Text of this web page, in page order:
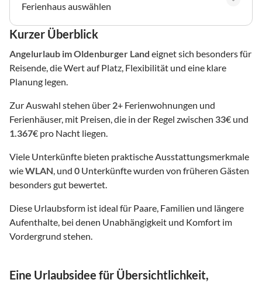
Ferienhaus auswählen
Kurzer Überblick
Angelurlaub im Oldenburger Land eignet sich besonders für
Reisende, die Wert auf Platz, Flexibilität und eine klare
Planung legen.
Zur Auswahl stehen über 2+ Ferienwohnungen und
Ferienhäuser, mit Preisen, die in der Regel zwischen 33€ und
1.367€ pro Nacht liegen.
Viele Unterkünfte bieten praktische Ausstattungsmerkmale
wieWLAN, und 0 Unterkünfte wurden von früheren Gästen
besonders gut bewertet.
Diese Urlaubsform ist ideal für Paare, Familien und längere
Aufenthalte, bei denen Unabhängigkeit und Komfort im
Vordergrund stehen.
Eine Urlaubsidee für Übersichtlichkeit,